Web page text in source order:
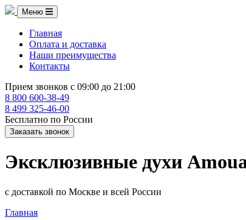
Меню
Главная
Оплата и доставка
Наши преимущества
Контакты
Прием звонков с 09:00 до 21:00
8 800 600-38-49
8 499 325-46-00
Бесплатно по России
Заказать звонок
Эксклюзивные духи
c доставкой по Москве и всей России
Главная